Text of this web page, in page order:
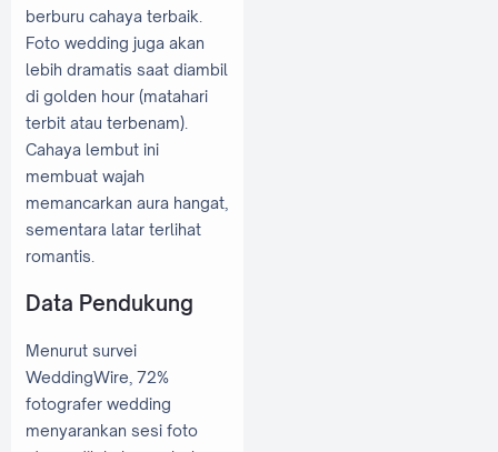
berburu cahaya terbaik.
Foto wedding juga akan
lebih dramatis saat diambil
di golden hour (matahari
terbit atau terbenam).
Cahaya lembut ini
membuat wajah
memancarkan aura hangat,
sementara latar terlihat
romantis.
Data Pendukung
Menurut survei
WeddingWire, 72%
fotografer wedding
menyarankan sesi foto